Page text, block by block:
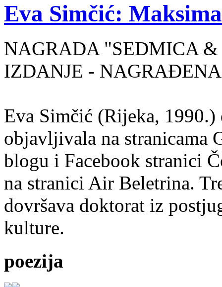
Eva Simčić:
NAGRADA "SEDMICA
IZDANJE -
Eva Simčić (Rijeka, 1990.)
objavljivala na stranicama
blogu i Facebook stranici
na stranici Air Beletrina.
dovršava doktorat iz
kulture.
poezija